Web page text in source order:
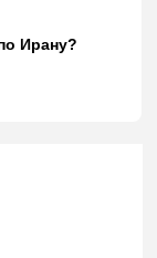
Ирану?